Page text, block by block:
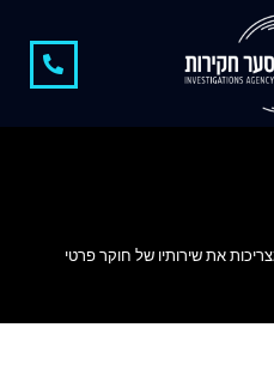
את שירותיו של חוקר פרטי